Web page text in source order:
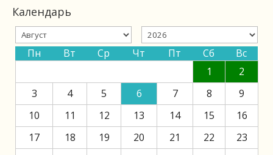
Календарь
Пн Вт Ср Чт Пт Сб
Вс
1
2
3
4 5 6 7 8
9
10
11 12 13 14 15
16
17
18 19 20 21 22
23